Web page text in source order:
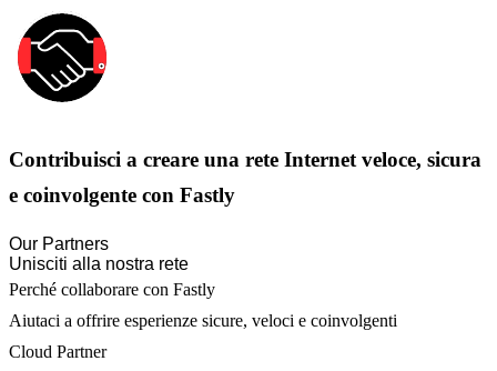
Contribuisci a creare una rete Internet veloce, sicura
e coinvolgente con Fastly
Our Partners
Unisciti alla nostra rete
Perché collaborare con Fastly
Aiutaci a offrire esperienze sicure, veloci e coinvolgenti
Cloud Partner